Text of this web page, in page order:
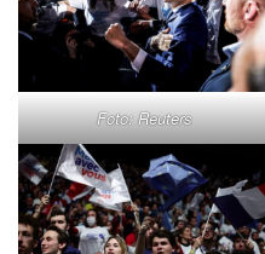
Foto: Reuters